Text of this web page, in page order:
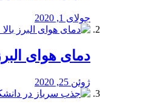
جولای 1, 2020
دمای هوای
ژوئن 25, 2020